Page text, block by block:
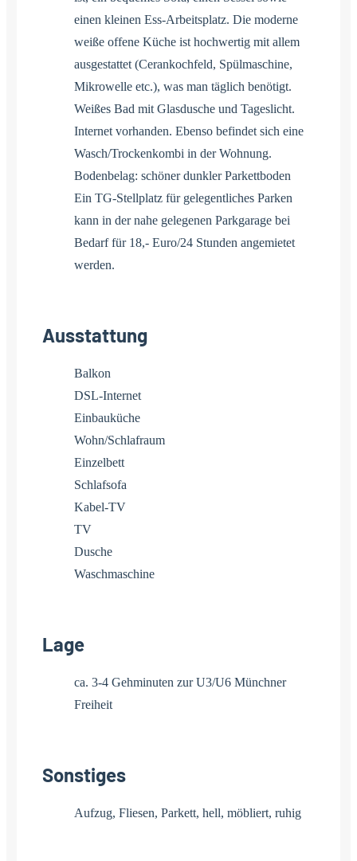
einen kleinen Ess-Arbeitsplatz. Die moderne
weiße offene Küche ist hochwertig mit allem
ausgestattet (Cerankochfeld, Spülmaschine,
Mikrowelle etc.), was man täglich benötigt.
Weißes Bad mit Glasdusche und Tageslicht.
Internet vorhanden. Ebenso befindet sich eine
Wasch/Trockenkombi in der Wohnung.
Bodenbelag: schöner dunkler Parkettboden
Ein TG-Stellplatz für gelegentliches Parken
kann in der nahe gelegenen Parkgarage bei
Bedarf für 18,- Euro/24 Stunden angemietet
werden.
Ausstattung
Balkon
DSL-Internet
Einbauküche
Wohn/Schlafraum
Einzelbett
Schlafsofa
Kabel-TV
TV
Dusche
Waschmaschine
Lage
ca. 3-4 Gehminuten zur U3/U6 Münchner
Freiheit
Sonstiges
Aufzug, Fliesen, Parkett, hell, möbliert, ruhig